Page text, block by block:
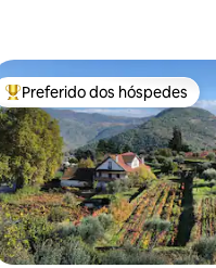
média de 5, 130
Entre os melhores preferidos
Preferido dos hóspedes